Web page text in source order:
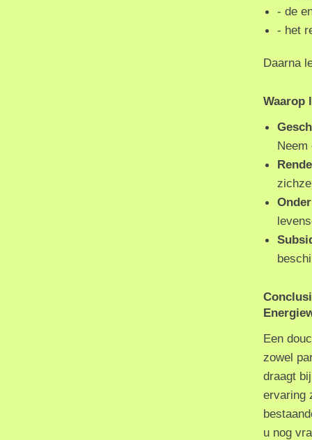
- de
- het
Daarna
Waarop
Neem
Een
zowel
draagt
ervaring
u nog